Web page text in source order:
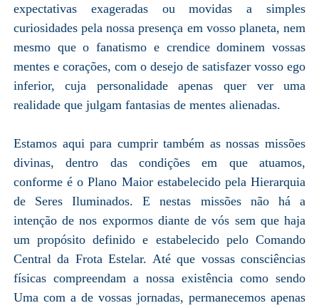
expectativas exageradas ou movidas a simples
curiosidades pela nossa presença em vosso planeta, nem
mesmo que o fanatismo e crendice dominem vossas
mentes e corações, com o desejo de satisfazer vosso ego
inferior, cuja personalidade apenas quer ver uma
realidade que julgam fantasias de mentes alienadas.
Estamos aqui para cumprir também as nossas missões
divinas, dentro das condições em que atuamos,
conforme é o Plano Maior estabelecido pela Hierarquia
de Seres Iluminados. E nestas missões não há a
intenção de nos expormos diante de vós sem que haja
um propósito definido e estabelecido pelo Comando
Central da Frota Estelar. Até que vossas consciências
físicas compreendam a nossa existência como sendo
Uma com a de vossas jornadas, permanecemos apenas